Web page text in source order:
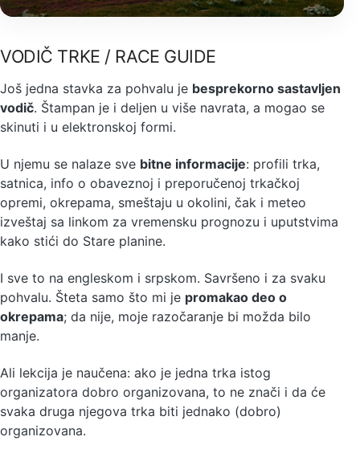
VODIČ TRKE / RACE GUIDE
Još jedna stavka za pohvalu je besprekorno sastavljen
vodič. Štampan je i deljen u više navrata, a mogao se
skinuti i u elektronskoj formi.
U njemu se nalaze sve bitne informacije: profili trka,
satnica, info o obaveznoj i preporučenoj trkačkoj
opremi, okrepama, smeštaju u okolini, čak i meteo
izveštaj sa linkom za vremensku prognozu i uputstvima
kako stići do Stare planine.
I sve to na engleskom i srpskom. Savršeno i za svaku
pohvalu. Šteta samo što mi je promakao deo o
okrepama; da nije, moje razočaranje bi možda bilo
manje.
Ali lekcija je naučena: ako je jedna trka istog
organizatora dobro organizovana, to ne znači i da će
svaka druga njegova trka biti jednako (dobro)
organizovana.